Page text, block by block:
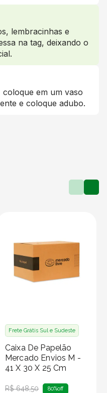
lembracinhas e
na tag, deixando o
em um vaso
e coloque adubo.
Frete Grátis Sul e Sudeste
Caixa De Papelão
Mercado Envios M -
41 X 30 X 25 Cm
R$ 648,50 80%off